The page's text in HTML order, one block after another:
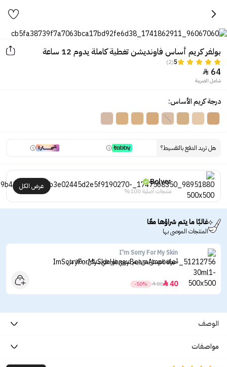
بولفر كريم أساس فاونديشن تغطية كاملة يدوم 12 ساعة
5
(2)
64

شامل الضريبة
درجة كريم الأساس:
هل تريد الدفع بالتقسيط؟
Bolver
منتجات أصلية 100%
عرض الكل
غالبًا ما يتم شراؤها معًا
المنتجات الموصى بها
I'm Sorry For My Skin
أمبولة العسل من ايم سوري فور ماي سكن - 30 مل
40

80

-50%
الوصف
مواصفات